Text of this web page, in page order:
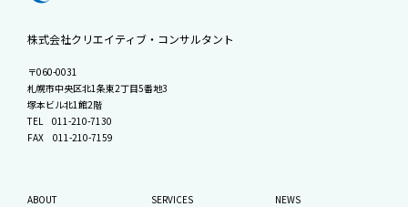
株式会社クリエイティブ・コンサルタント
〒060-0031
札幌市中央区北1条東2丁目5番地3
塚本ビル北1館2階
TEL 011-210-7130
FAX 011-210-7159
ABOUT
SERVICES
NEWS